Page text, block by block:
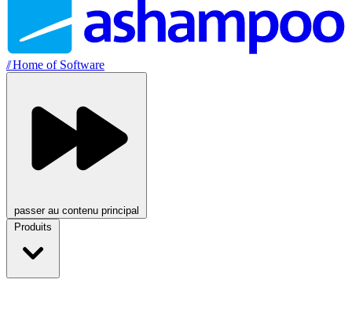
//Home of Software
passer au contenu principal
Produits